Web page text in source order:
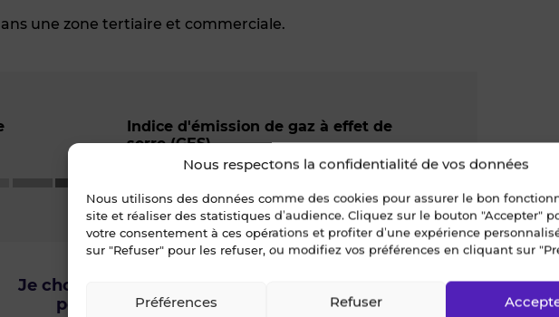
Nous respectons la confidentialité de vos données
Nous utilisons des données comme des cookies pour assurer le bon
site et réaliser des statistiques d’audience. Cliquez sur le bouton "Accepter"
votre consentement à ces opérations et profiter d’une expérience
sur "Refuser" pour les refuser, ou modifiez vos préférences en cliquant sur
Refuser
Préférences
une zone tertiaire et commerciale.
Indice d'émission de gaz à effet de
serre (GES)
Je choisis un ou des créneaux
pour être recontacté